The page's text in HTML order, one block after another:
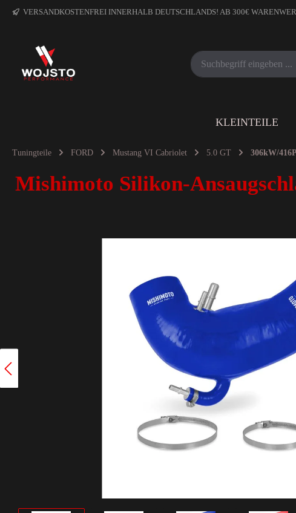
VERSANDKOSTENFREI INNERHALB DEUTSCHLANDS! AB 300€
KLEINTEILE
Tuningteile FORD Mustang VI Cabriolet 5.0 GT 306kW/
Mishimoto Silikon-